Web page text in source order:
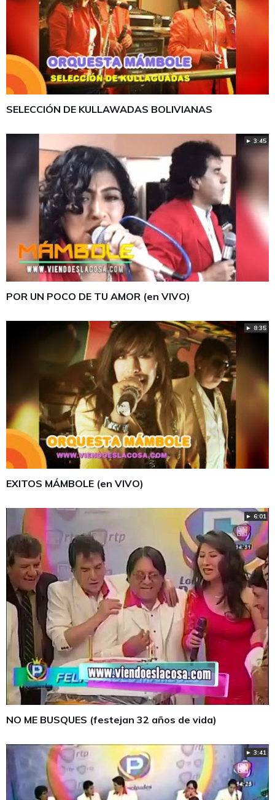
SELECCIÓN DE KULLAWADAS BOLIVIANAS
► 3:45
POR UN POCO DE TU AMOR (en VIVO)
► 8:35
EXITOS MÁMBOLE (en VIVO)
► 6:01
NO ME BUSQUES (festejan 32 años de vida)
► 3:41